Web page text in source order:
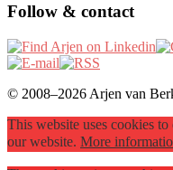
Follow & contact
© 2008–2026 Arjen van
This website uses cookies
our website. More